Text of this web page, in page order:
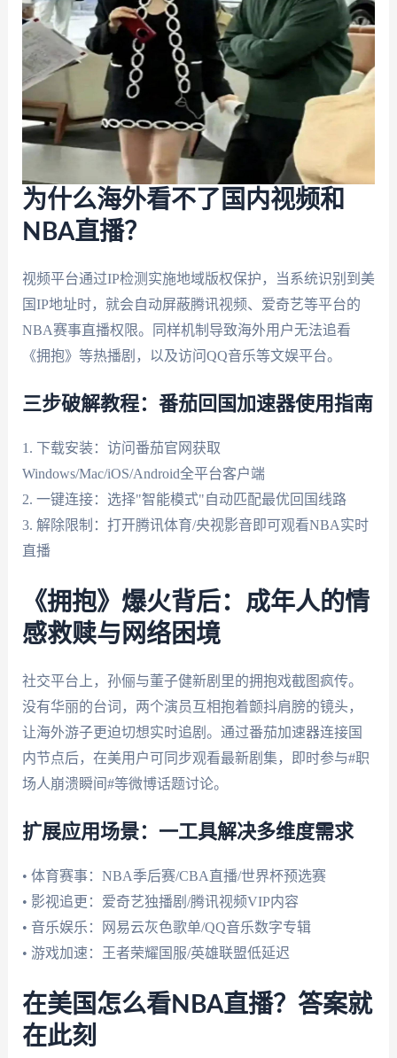
为什么海外看不了国内视频和
NBA直播？
视频平台通过IP检测实施地域版权保护，当系统识别到美
国IP地址时，就会自动屏蔽腾讯视频、爱奇艺等平台的
NBA赛事直播权限。同样机制导致海外用户无法追看
《拥抱》等热播剧，以及访问QQ音乐等文娱平台。
三步破解教程：番茄回国加速器使用指南
1. 下载安装：访问番茄官网获取
Windows/Mac/iOS/Android全平台客户端
2. 一键连接：选择"智能模式"自动匹配最优回国线路
3. 解除限制：打开腾讯体育/央视影音即可观看NBA实时
直播
《拥抱》爆火背后：成年人的情
感救赎与网络困境
社交平台上，孙俪与董子健新剧里的拥抱戏截图疯传。
没有华丽的台词，两个演员互相抱着颤抖肩膀的镜头，
让海外游子更迫切想实时追剧。通过番茄加速器连接国
内节点后，在美用户可同步观看最新剧集，即时参与#职
场人崩溃瞬间#等微博话题讨论。
扩展应用场景：一工具解决多维度需求
• 体育赛事：NBA季后赛/CBA直播/世界杯预选赛
• 影视追更：爱奇艺独播剧/腾讯视频VIP内容
• 音乐娱乐：网易云灰色歌单/QQ音乐数字专辑
• 游戏加速：王者荣耀国服/英雄联盟低延迟
在美国怎么看NBA直播？答案就
在此刻